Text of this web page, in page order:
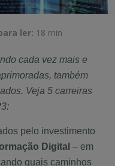
ler: 18 min
cada vez mais e
também
Veja 5 carreiras
pelo investimento
Digital – em
quais caminhos